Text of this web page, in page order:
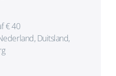
€ 40
Duitsland,